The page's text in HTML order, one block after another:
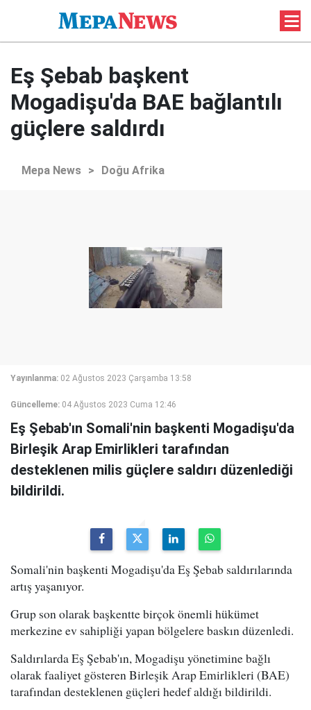
Eş Şebab başkent
Mogadişu'da BAE bağlantılı
güçlere saldırdı
Mepa News > Doğu Afrika
Yayınlanma: 02 Ağustos 2023 Çarşamba 13:58
Güncelleme: 04 Ağustos 2023 Cuma 12:46
Eş Şebab'ın Somali'nin başkenti Mogadişu'da
Birleşik Arap Emirlikleri tarafından
desteklenen milis güçlere saldırı düzenlediği
bildirildi.
Somali'nin başkenti Mogadişu'da Eş Şebab saldırılarında
artış yaşanıyor.
Grup son olarak başkentte birçok önemli hükümet
merkezine ev sahipliği yapan bölgelere baskın düzenledi.
Saldırılarda Eş Şebab'ın, Mogadişu yönetimine bağlı
olarak faaliyet gösteren Birleşik Arap Emirlikleri (BAE)
tarafından desteklenen güçleri hedef aldığı bildirildi.